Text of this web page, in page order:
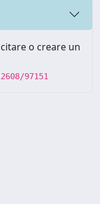
o creare un
97151